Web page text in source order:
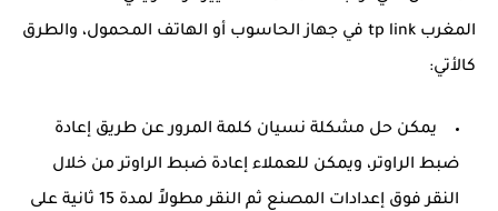
المغرب tp link في جهاز الحاسوب أو الهاتف المحمول، والطرق
كالأتي:
يمكن حل مشكلة نسيان كلمة المرور عن طريق إعادة
ضبط الراوتر، ويمكن للعملاء إعادة ضبط الراوتر من خلال
النقر فوق إعدادات المصنع ثم النقر مطولاً لمدة 15 ثانية على